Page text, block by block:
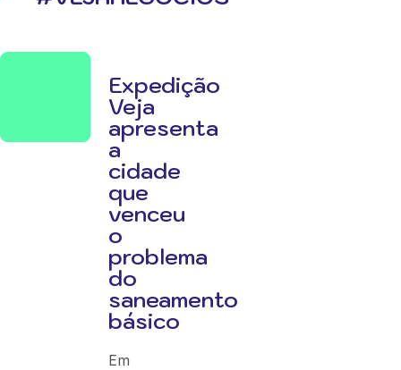
Expedição
Veja
apresenta
a
cidade
que
venceu
o
problema
do
saneamento
básico
Em